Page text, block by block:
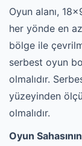
Oyun alanı,
her yönde en
bölge ile
serbest oyun
olmalıdır.
yüzeyinden
olmalıdır.
Oyun